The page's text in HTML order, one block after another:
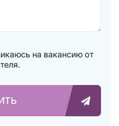
на вакансию от